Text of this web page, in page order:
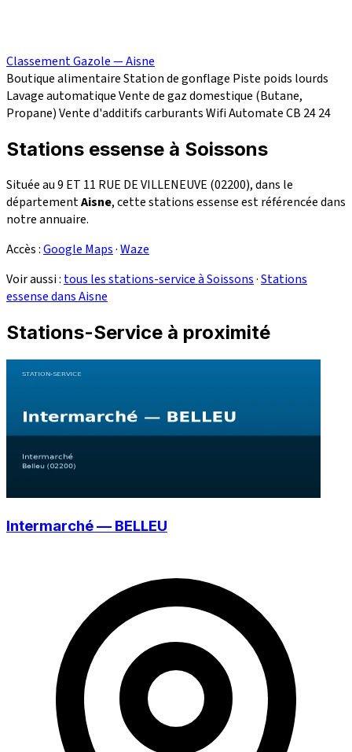
Classement Gazole — Aisne
Boutique alimentaireStation de gonflage Piste poids lourds
Lavage automatiqueVente de gaz domestique (Butane,
Propane)Vente d'additifs carburantsWifiAutomate CB 2424
Stations essense à Soissons
Située au 9 ET 11 RUE DE VILLENEUVE (02200), dans le
départementAisne, cette stations essense est référencée dans
notre annuaire.
Accès :Google Maps·Waze
Voir aussi : tous les stations-service à Soissons·Stations
essense dans Aisne
Stations-Service à proximité
Intermarché — BELLEU